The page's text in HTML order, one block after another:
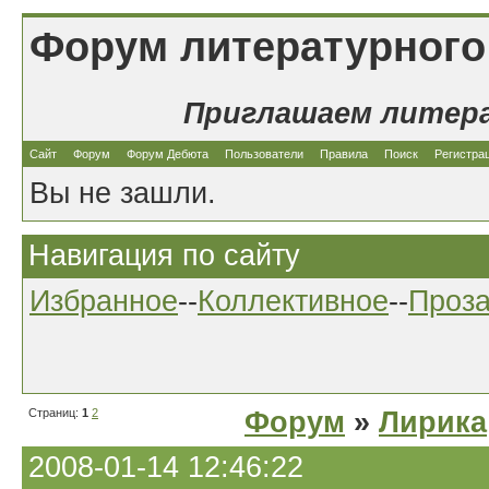
Форум
Приглашаем
Сайт Форум Форум Дебюта Пользователи Правила Поиск
Вы не зашли.
Навигация по сайту
Избранное--Коллективное--
Страниц: 1 2 Форум » Лирика
2008-01-14 12:46:22